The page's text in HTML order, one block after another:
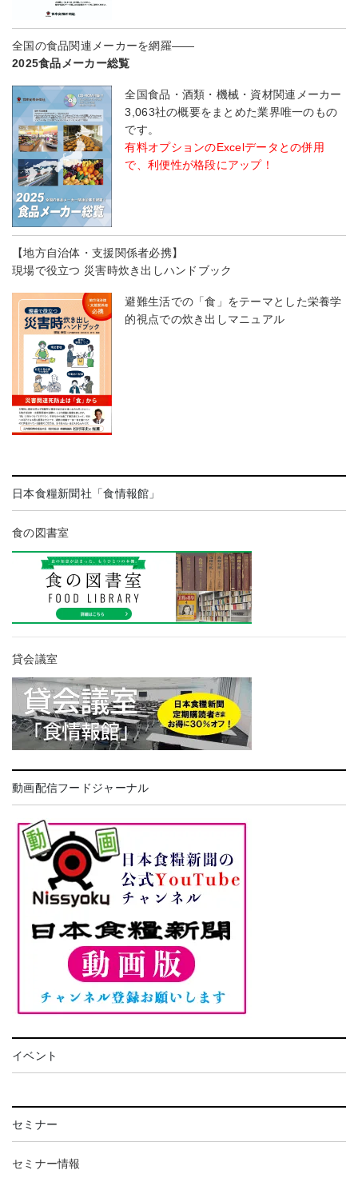
全国の食品関連メーカーを網羅――
2025食品メーカー総覧
全国食品・酒類・機械・資材関連メーカー
3,063社の概要をまとめた業界唯一のもの
です。
有料オプションのExcelデータとの併用
で、利便性が格段にアップ！
【地方自治体・支援関係者必携】
現場で役立つ 災害時炊き出しハンドブック
避難生活での「食」をテーマとした栄養学
的視点での炊き出しマニュアル
日本食糧新聞社「食情報館」
食の図書室
貸会議室
動画配信フードジャーナル
イベント
セミナー
セミナー情報